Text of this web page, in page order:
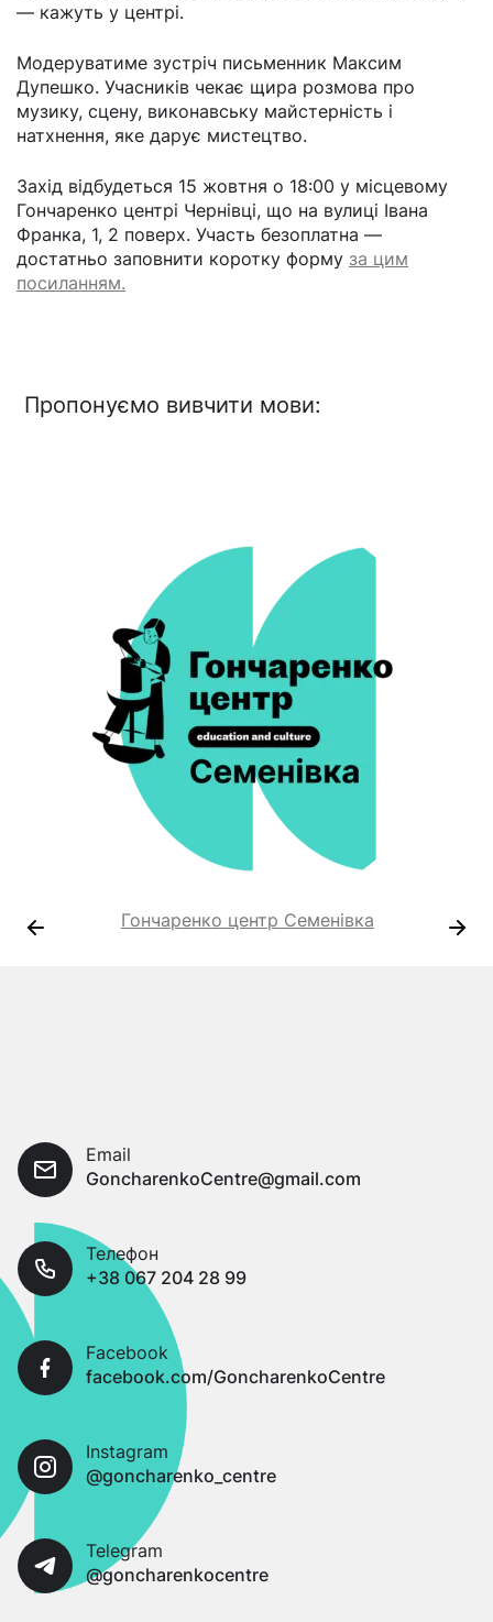
— кажуть у центрі.
Модеруватиме зустріч письменник Максим
Дупешко. Учасників чекає щира розмова про
музику, сцену, виконавську майстерність і
натхнення, яке дарує мистецтво.
Захід відбудеться 15 жовтня о 18:00 у місцевому
Гончаренко центрі Чернівці, що на вулиці Івана
Франка, 1, 2 поверх. Участь безоплатна —
достатньо заповнити коротку форму за цим
посиланням.
Пропонуємо вивчити мови:
Гончаренко центр Семенівка
Email
GoncharenkoCentre@gmail.com
Телефон
+38 067 204 28 99
Facebook
facebook.com/GoncharenkoCentre
Instagram
@goncharenko_centre
Telegram
@goncharenkocentre